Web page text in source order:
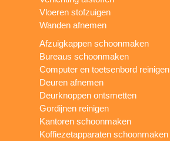
Vloeren stofzuigen
Wanden afnemen
Afzuigkappen schoonmaken
Bureaus schoonmaken
Computer en toetsenbord reinigen
Deuren afnemen
Deurknoppen ontsmetten
Gordijnen reinigen
Kantoren schoonmaken
Koffiezetapparaten schoonmaken